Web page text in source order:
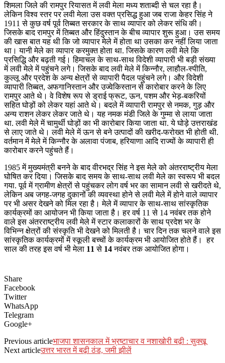
शिमला जिले की रामपुर रियासत में लवी मेला मध्य शताब्दी से चल रहा है।
लेकिन विश्व स्तर पर लवी मेला उस वक्त प्रसिद्ध हुआ जब राजा केहर सिंह ने
1911 से कुछ वर्ष पूर्व तिब्बत सरकार के साथ व्यापार को लेकर संधि की।
जिसके बाद रामपुर में तिब्बत और हिंदुस्तान के बीच व्यापार शुरू हुआ। उस समय
की खास बात यह थी कि जो व्यापार मेले में होता था उसका कर नहीं लिया जाता
था। यानी मेले का व्यापार करमुक्त होता था. जिसके कारण लवी मेले कि
प्रसिद्धि और बढ़ती गई। हिमाचल के साथ-साथ विदेशी व्यापारी भी बड़ी संख्या
में लवी मेले में पहुंचने लगे। जिसके बाद लवी मेले में किन्नौर, लाहौल-स्पीति,
कुल्लू और प्रदेश के अन्य क्षेत्रों से व्यापारी पैदल पहुंचने लगे। और विदेशी
व्यापारी तिब्बत, अफगानिस्तान और उज्वेकिस्तान से कारोबार करने के लिए
रामपुर आते थे। वे विशेष रूप से ड्राई फ्रूट, ऊन, पशम और भेड़-बकरियों
सहित घोड़ों को लेकर यहां आते थे। बदले में व्यापारी रामपुर से नमक, गुड़ और
अन्य राशन लेकर लेकर जाते थे। यह नमक मंडी जिले के गुम्मा से लाया जाता
था. लवी मेले में चामुर्थी घोड़ों का भी कारोबार किया जाता था. ये घोड़े उत्तराखंड
से लाए जाते थे। लवी मेले में ऊन से बने उत्पादों की खरीद-फरोख्त भी होती थी.
वर्तमान में मेले में किन्नौर के अलावा पंजाब, हरियाणा आदि राज्यों के व्यापारी ही
कारोबार करने पहुंचते हैं।
1985 में मुख्यमंत्री बनने के बाद वीरभद्र सिंह ने इस मेले को अंतरराष्ट्रीय मेला
घोषित कर दिया। जिसके बाद समय के साथ-साथ लवी मेले का स्वरूप भी बदल
गया. पूर्व में ग्रामीण क्षेत्रों से पहुंचकर लोग वर्ष भर का सामान लवी से खरीदते थे,
लेकिन अब जगह-जगह दुकानों की व्यवस्था होने से लवी मेले में होने वाले व्यापार
पर भी असर देखने को मिल रहा है। मेले में व्यापार के साथ-साथ सांस्कृतिक
कार्यक्रमों का आयोजन भी किया जाता है। हर वर्ष 11 से 14 नवंबर तक होने
वाले इस अंतरराष्ट्रीय लवी मेले में स्टार कलाकारों के साथ प्रदेश भर के
विभिन्न क्षेत्रों की संस्कृति भी देखने को मिलती है। चार दिन तक चलने वाले इस
सांस्कृतिक कार्यक्रमों में स्कूली बच्चों के कार्यक्रम भी आयोजित होते हैं। हर
साल की तरह इस वर्ष भी मेला 11 से 14नवंबर तक आयोजित होगा।
Share
Facebook
Twitter
WhatsApp
Telegram
Google+
Previous articleभाजपा शासनकाल में भ्रष्टाचार व नशाखोरी बढ़ी : सुक्खू
Next articleउत्तर भारत में बढ़ी ठंड, जमी झीलें